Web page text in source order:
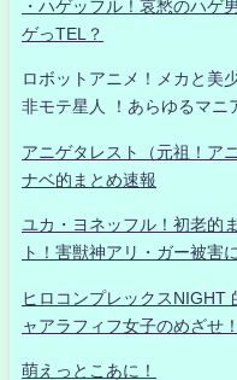
・ハゲッフル！哀愁のハゲ
ゲっTEL？
ロボットアニメ！メカと美
非モテ星人 ！あらゆるマニ
アニゲタレスト（元祖！ア
ナベ的まとめ速報
ユカ・ヨネッフル！初老的
ト！害獣神アリ・ガー被害
ヒロコンプレックスNIGHT
ャアラフィフ女子のめざせ
萌えっとこあに！